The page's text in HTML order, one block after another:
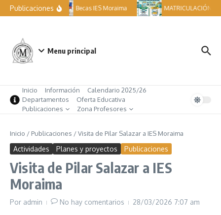
Saltar al contenido
Publicaciones Becas IES Moraima MATRICULACIÓN
Menu principal
Inicio Información
Calendario 2025/26
Departamentos
Oferta Educativa
Publicaciones
Zona Profesores
Inicio / Publicaciones /Visita de Pilar Salazar a IES Moraima
Actividades Planes y proyectos Publicaciones
Visita de Pilar Salazar a IES
Moraima
Por admin No hay comentarios 28/03/2026 7:07 am